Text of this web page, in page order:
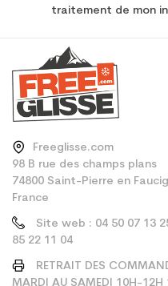
traitement de mon
Freeglisse.com
98 B rue des champs plans
74800 Saint-Pierre en
France
Site web : 04 50 07 13
85 22 11 04
RETRAIT DES
MARDI AU SAMEDI 10H-12H